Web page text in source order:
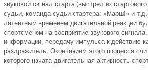
звуковой сигнал старта (выстрел из
судьи, команда судьи-стартера: «Марш!» и
латентным временем двигательной реакции
спортсменом на восприятие звукового
информации, передачу импульса к действию
раздражитель. Окончанием этого процесса
которого начата двигательная активность